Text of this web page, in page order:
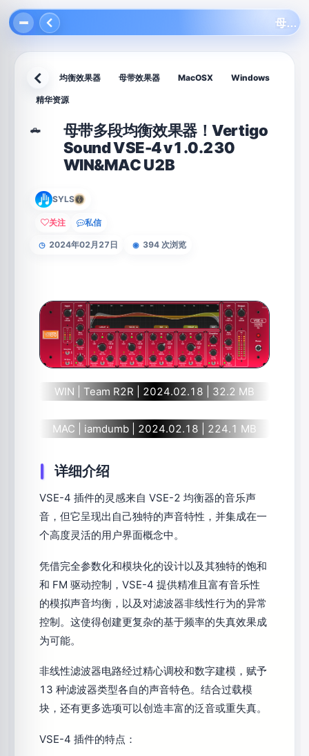
返回 均衡效果器 母带效果器 MacOSX Windows
精华资源
🛻
母带多段均衡效果器！Vertigo
Sound VSE-4 v1.0.230
WIN&MAC U2B
SYLS
关注 私信
◷ 2024年02月27日 ◉ 394 次浏览
WIN | Team R2R | 2024.02.18 | 32.2 MB
MAC | iamdumb | 2024.02.18 | 224.1 MB
详细介绍
VSE-4 插件的灵感来自 VSE-2 均衡器的音乐声
音，但它呈现出自己独特的声音特性，并集成在一
个高度灵活的用户界面概念中。
凭借完全参数化和模块化的设计以及其独特的饱和
和 FM 驱动控制，VSE-4 提供精准且富有音乐性
的模拟声音均衡，以及对滤波器非线性行为的异常
控制。这使得创建更复杂的基于频率的失真效果成
为可能。
非线性滤波器电路经过精心调校和数字建模，赋予
13 种滤波器类型各自的声音特色。结合过载模
块，还有更多选项可以创造丰富的泛音或重失真。
VSE-4 插件的特点：
母带多段均衡效果器！Vertigo Sound VSE-4 v1.0.230 WIN&MAC U2B